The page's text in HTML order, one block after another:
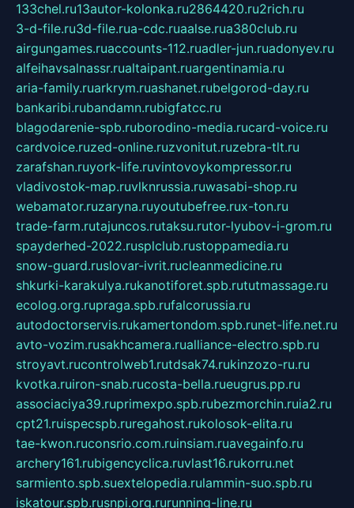
133chel.ru13autor-kolonka.ru2864420.ru2rich.ru
3-d-file.ru3d-file.rua-cdc.ruaalse.rua380club.ru
airgungames.ruaccounts-112.ruadler-jun.ruadonyev.ru
alfeihavsalnassr.rualtaipant.ruargentinamia.ru
aria-family.ruarkrym.ruashanet.rubelgorod-day.ru
bankaribi.rubandamn.rubigfatcc.ru
blagodarenie-spb.ruborodino-media.rucard-voice.ru
cardvoice.ruzed-online.ruzvonitut.ruzebra-tlt.ru
zarafshan.ruyork-life.ruvintovoykompressor.ru
vladivostok-map.ruvlknrussia.ruwasabi-shop.ru
webamator.ruzaryna.ruyoutubefree.rux-ton.ru
trade-farm.rutajuncos.rutaksu.rutor-lyubov-i-grom.ru
spayderhed-2022.rusplclub.rustoppamedia.ru
snow-guard.ruslovar-ivrit.rucleanmedicine.ru
shkurki-karakulya.rukanotiforet.spb.rututmassage.ru
ecolog.org.rupraga.spb.rufalcorussia.ru
autodoctorservis.rukamertondom.spb.runet-life.net.ru
avto-vozim.rusakhcamera.rualliance-electro.spb.ru
stroyavt.rucontrolweb1.rutdsak74.rukinzozo-ru.ru
kvotka.ruiron-snab.rucosta-bella.rueugrus.pp.ru
associaciya39.ruprimexpo.spb.rubezmorchin.ruia2.ru
cpt21.ruispecspb.ruregahost.rukolosok-elita.ru
tae-kwon.ruconsrio.com.ruinsiam.ruavegainfo.ru
archery161.rubigencyclica.ruvlast16.rukorru.net
sarmiento.spb.suextelopedia.rulammin-suo.spb.ru
iskatour.spb.rusnpi.org.rurunning-line.ru